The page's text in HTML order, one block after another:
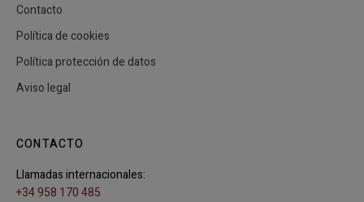
Contacto
Política de cookies
Política protección de datos
Aviso legal
CONTACTO
Llamadas internacionales:
+34 958 170 485